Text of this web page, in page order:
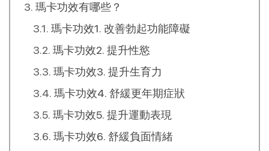
瑪卡功效有哪些？
瑪卡功效1. 改善勃起功能障礙
瑪卡功效2. 提升性慾
瑪卡功效3. 提升生育力
瑪卡功效4. 舒緩更年期症狀
瑪卡功效5. 提升運動表現
瑪卡功效6. 舒緩負面情緒